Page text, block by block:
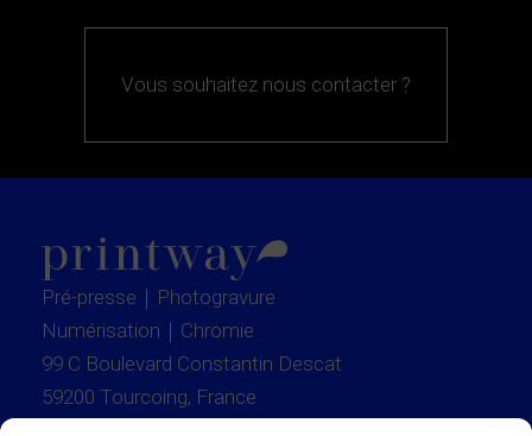
Vous souhaitez nous contacter ?
Pré-presse｜Photogravure
Numérisation｜Chromie
99 C Boulevard Constantin Descat
59200 Tourcoing, France